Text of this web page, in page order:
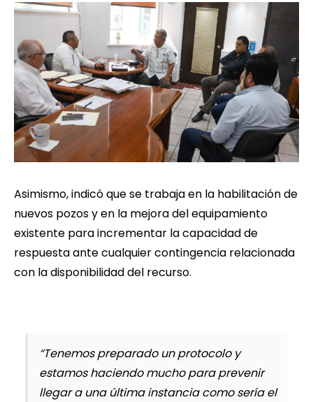
Asimismo, indicó que se trabaja en la habilitación de
nuevos pozos y en la mejora del equipamiento
existente para incrementar la capacidad de
respuesta ante cualquier contingencia relacionada
con la disponibilidad del recurso.
“Tenemos preparado un protocolo y
estamos haciendo mucho para prevenir
llegar a una última instancia como sería el